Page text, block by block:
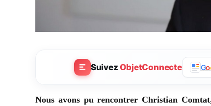
SuivezObjetConnecte Go
Nous avons pu rencontrer Christian